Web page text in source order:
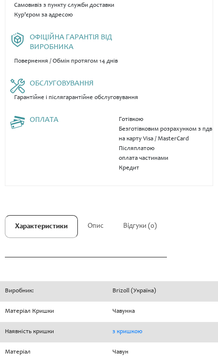
Самовивіз з пункту служби доставки
Кур'єром за адресою
ОФІЦІЙНА ГАРАНТІЯ ВІД
ВИРОБНИКА
Повернення / Обмін протягом 14 днів
ОБСЛУГОВУВАННЯ
Гарантійне і післягарантійне обслуговування
ОПЛАТА
Готівкою
Безготівковим розрахунком з пдв
на карту Visa / MasterCard
Післяплатою
оплата частинами
Кредит
Характеристики Опис Відгуки (0)
Виробник: Brizoll (Україна)
Матеріал Кришки Чавунна
Наявність кришки з кришкою
Матеріал Чавун